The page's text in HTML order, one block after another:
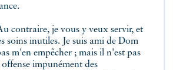
contraire, je vous y veux servir, et
soins inutiles. Je suis ami de Dom
m'en empêcher ; mais il n'est pas
impunément des